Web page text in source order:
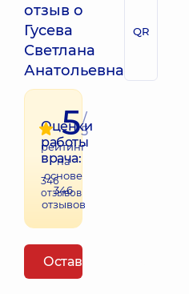
отзыв о
Гусева
Светлана
Анатольевна
QR
Оценки
работы
врача:
346
отзывов
5/
5
рейтинг
на
основе
346
отзывов
Оставить отзыв